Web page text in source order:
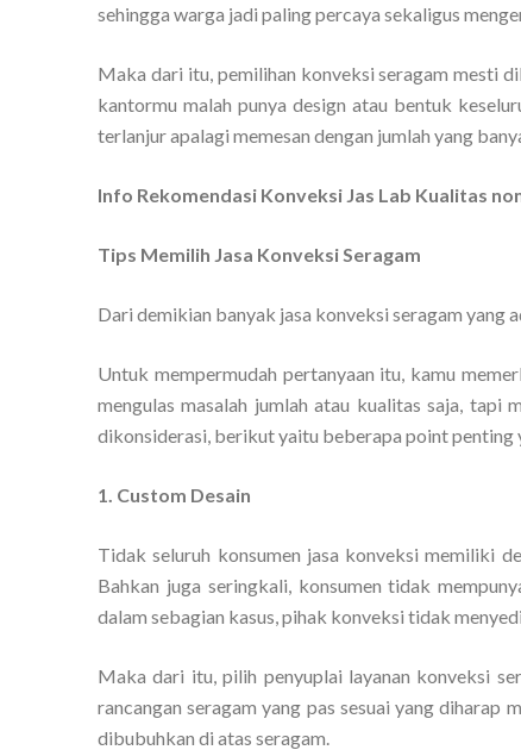
sehingga warga jadi paling percaya sekaligus
Maka dari itu, pemilihan konveksi seragam mesti
kantormu malah punya design atau bentuk
terlanjur apalagi memesan dengan jumlah yang
Info Rekomendasi Konveksi Jas Lab Kualitas
Tips Memilih Jasa Konveksi Seragam
Dari demikian banyak jasa konveksi seragam yang
Untuk mempermudah pertanyaan itu, kamu
mengulas masalah jumlah atau kualitas saja, tapi
dikonsiderasi, berikut yaitu beberapa point penting
1. Custom Desain
Tidak seluruh konsumen jasa konveksi memiliki
Bahkan juga seringkali, konsumen tidak
dalam sebagian kasus, pihak konveksi tidak
Maka dari itu, pilih penyuplai layanan konveksi
rancangan seragam yang pas sesuai yang diharap
dibubuhkan di atas seragam.